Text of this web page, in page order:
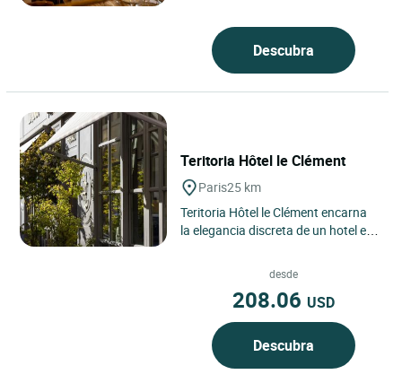
del Teritoria Benoit,...
Descubra
Teritoria Hôtel le Clément
Paris25 km
Teritoria Hôtel le Clément encarna
la elegancia discreta de un hotel en
pleno Saint-Germain-des-Prés,...
desde
208.06 USD
Descubra